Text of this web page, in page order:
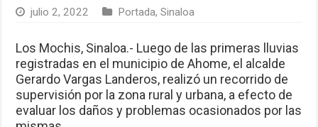
julio 2, 2022 Portada,Sinaloa
Los Mochis, Sinaloa.- Luego de las primeras lluvias
registradas en el municipio de Ahome, el alcalde
Gerardo Vargas Landeros, realizó un recorrido de
supervisión por la zona rural y urbana, a efecto de
evaluar los daños y problemas ocasionados por las